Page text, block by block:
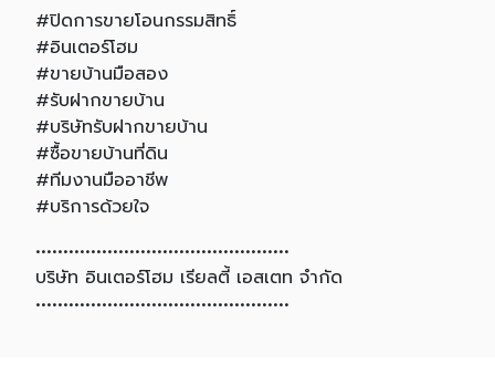
#ปิดการขายโอนกรรมสิทธิ์
#อินเตอร์โฮม
#ขายบ้านมือสอง
#รับฝากขายบ้าน
#บริษัทรับฝากขายบ้าน
#ซื้อขายบ้านที่ดิน
#ทีมงานมืออาชีพ
#บริการด้วยใจ
••••••••••••••••••••••••••••••••••••••••••••••
บริษัท อินเตอร์โฮม เรียลตี้ เอสเตท จำกัด
••••••••••••••••••••••••••••••••••••••••••••••